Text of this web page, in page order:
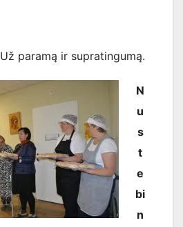
Už paramą ir supratingumą.
N
u
s
t
e
bi
n